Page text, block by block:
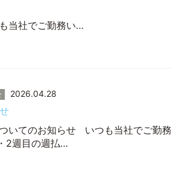
各位 雇用
当社でご勤務い…
2026.04.28
いてのお知らせ いつも当社でご勤務
2週目の週払…